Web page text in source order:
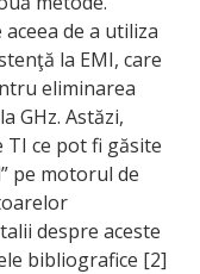
de a utiliza
la EMI, care
eliminarea
GHz. Astăzi,
TI ce pot fi găsite
pe motorul de
despre aceste
bibliografice [2]